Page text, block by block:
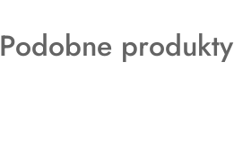
Produkty
Podobne produkty